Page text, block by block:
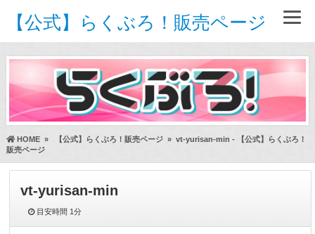
【公式】らくぶろ！販売ページ
HOME» 【公式】らくぶろ！販売ページ» vt-yurisan-min - 【公式】らくぶろ！
販売ページ
vt-yurisan-min
目安時間 1分